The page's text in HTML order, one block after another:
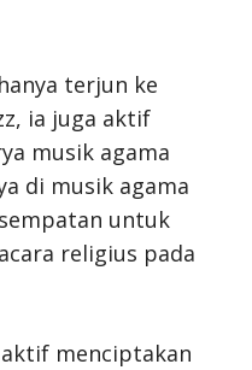
terjun ke
ia juga aktif
musik agama
di musik agama
untuk
religius pada
aktif menciptakan